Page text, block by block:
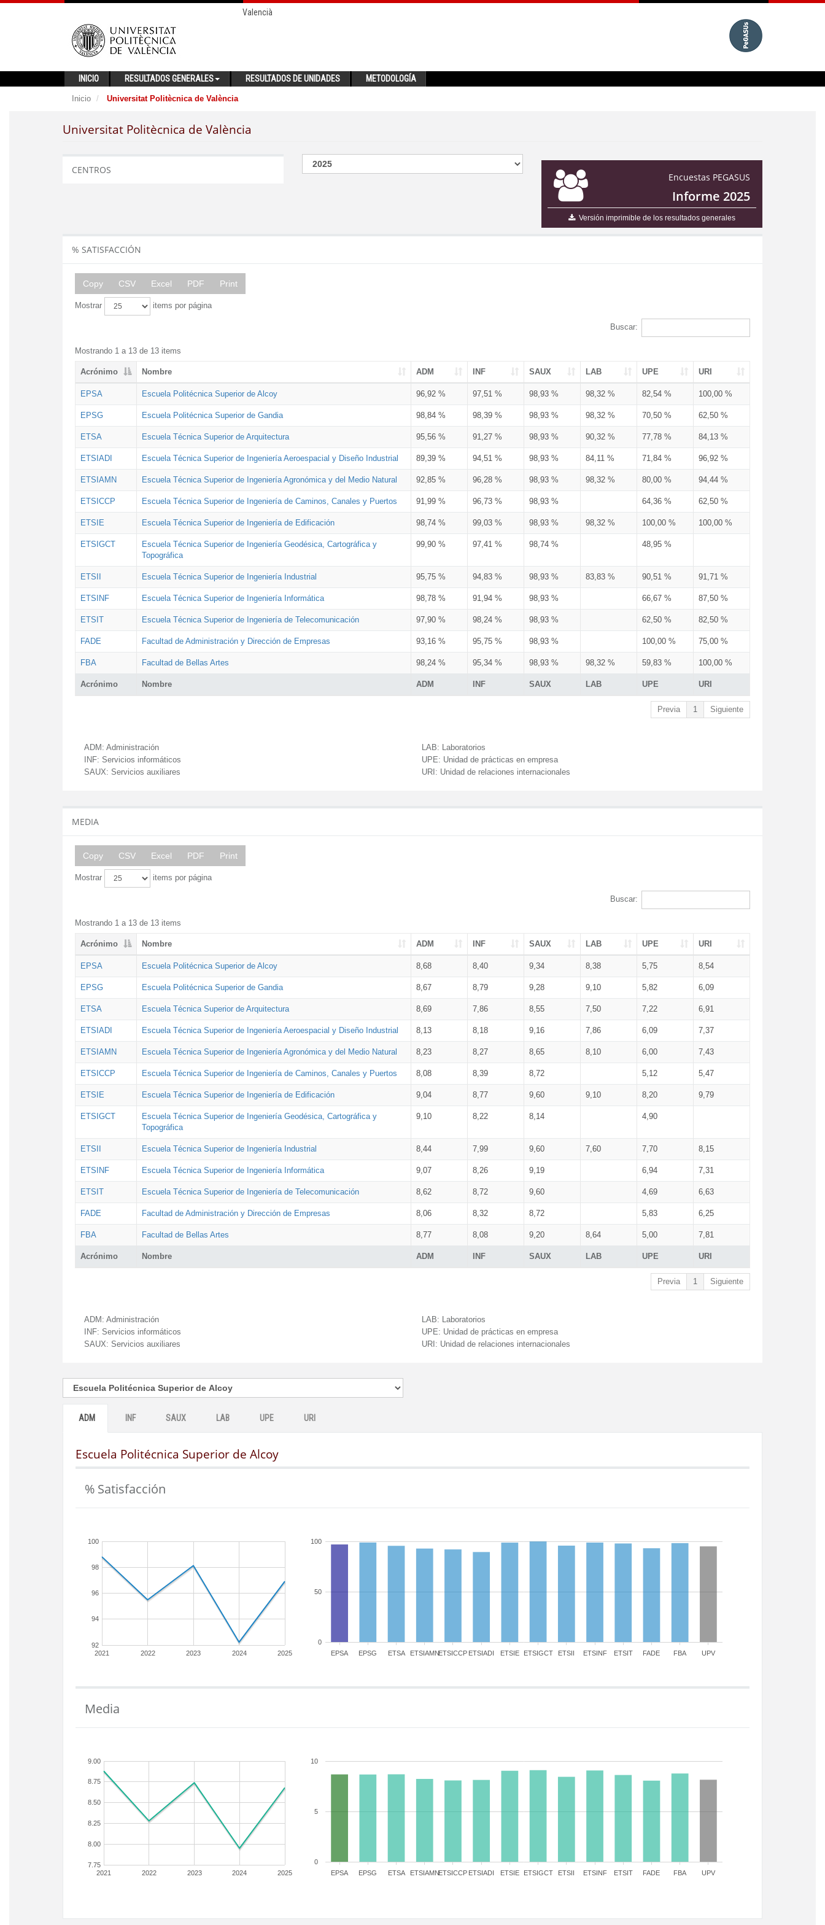
Valencià
INICIO RESULTADOS GENERALES RESULTADOS DE UNIDADES METODOLOGÍA
Inicio Universitat Politècnica de València
Universitat Politècnica de València
Encuestas PEGASUS
Informe 2025
Versión imprimible de los resultados generales
CENTROS
% SATISFACCIÓN
Copy CSV Excel PDF Print
Mostrar items por página
Buscar:
Mostrando 1 a 13 de 13 items
Acrónimo Nombre ADM INF SAUX LAB UPE URI
Acrónimo Nombre ADM INF SAUX LAB UPE URI
EPSA Escuela Politécnica Superior de Alcoy 96,92 % 97,51 % 98,93 % 98,32 % 82,54 % 100,00 %
EPSG Escuela Politécnica Superior de Gandia 98,84 % 98,39 % 98,93 % 98,32 % 70,50 % 62,50 %
ETSA Escuela Técnica Superior de Arquitectura 95,56 % 91,27 % 98,93 % 90,32 % 77,78 % 84,13 %
ETSIADI Escuela Técnica Superior de Ingeniería Aeroespacial y Diseño Industrial 89,39 % 94,51 % 98,93 % 84,11 % 71,84 % 96,92 %
ETSIAMN Escuela Técnica Superior de Ingeniería Agronómica y del Medio Natural 92,85 % 96,28 % 98,93 % 98,32 % 80,00 % 94,44 %
ETSICCP Escuela Técnica Superior de Ingeniería de Caminos, Canales y Puertos 91,99 % 96,73 % 98,93 % 64,36 % 62,50 %
ETSIE Escuela Técnica Superior de Ingeniería de Edificación 98,74 % 99,03 % 98,93 % 98,32 % 100,00 % 100,00 %
ETSIGCT
Escuela Técnica Superior de Ingeniería Geodésica, Cartográfica y
Topográfica
99,90 % 97,41 % 98,74 % 48,95 %
ETSII Escuela Técnica Superior de Ingeniería Industrial 95,75 % 94,83 % 98,93 % 83,83 % 90,51 % 91,71 %
ETSINF Escuela Técnica Superior de Ingeniería Informática 98,78 % 91,94 % 98,93 % 66,67 % 87,50 %
ETSIT Escuela Técnica Superior de Ingeniería de Telecomunicación 97,90 % 98,24 % 98,93 % 62,50 % 82,50 %
FADE Facultad de Administración y Dirección de Empresas 93,16 % 95,75 % 98,93 % 100,00 % 75,00 %
FBA Facultad de Bellas Artes 98,24 % 95,34 % 98,93 % 98,32 % 59,83 % 100,00 %
Previa 1 Siguiente
ADM: Administración
INF: Servicios informáticos
SAUX: Servicios auxiliares
LAB: Laboratorios
UPE: Unidad de prácticas en empresa
URI: Unidad de relaciones internacionales
MEDIA
Copy CSV Excel PDF Print
Mostrar items por página
Buscar:
Mostrando 1 a 13 de 13 items
Acrónimo Nombre ADM INF SAUX LAB UPE URI
Acrónimo Nombre ADM INF SAUX LAB UPE URI
EPSA Escuela Politécnica Superior de Alcoy 8,68 8,40 9,34 8,38 5,75 8,54
EPSG Escuela Politécnica Superior de Gandia 8,67 8,79 9,28 9,10 5,82 6,09
ETSA Escuela Técnica Superior de Arquitectura 8,69 7,86 8,55 7,50 7,22 6,91
ETSIADI Escuela Técnica Superior de Ingeniería Aeroespacial y Diseño Industrial 8,13 8,18 9,16 7,86 6,09 7,37
ETSIAMN Escuela Técnica Superior de Ingeniería Agronómica y del Medio Natural 8,23 8,27 8,65 8,10 6,00 7,43
ETSICCP Escuela Técnica Superior de Ingeniería de Caminos, Canales y Puertos 8,08 8,39 8,72 5,12 5,47
ETSIE Escuela Técnica Superior de Ingeniería de Edificación 9,04 8,77 9,60 9,10 8,20 9,79
ETSIGCT
Escuela Técnica Superior de Ingeniería Geodésica, Cartográfica y
Topográfica
9,10 8,22 8,14 4,90
ETSII Escuela Técnica Superior de Ingeniería Industrial 8,44 7,99 9,60 7,60 7,70 8,15
ETSINF Escuela Técnica Superior de Ingeniería Informática 9,07 8,26 9,19 6,94 7,31
ETSIT Escuela Técnica Superior de Ingeniería de Telecomunicación 8,62 8,72 9,60 4,69 6,63
FADE Facultad de Administración y Dirección de Empresas 8,06 8,32 8,72 5,83 6,25
FBA Facultad de Bellas Artes 8,77 8,08 9,20 8,64 5,00 7,81
Previa 1 Siguiente
ADM: Administración
INF: Servicios informáticos
SAUX: Servicios auxiliares
LAB: Laboratorios
UPE: Unidad de prácticas en empresa
URI: Unidad de relaciones internacionales
ADM INF SAUX LAB UPE URI
Escuela Politécnica Superior de Alcoy
% Satisfacción
2021 2022 2023 2024 2025
92
94
96
98
100
EPSA EPSG ETSA ETSIAMNETSICCP ETSIADI ETSIE ETSIGCT ETSII ETSINF ETSIT FADE FBA UPV
0
50
100
Media
2021 2022 2023 2024 2025
7.75
8.00
8.25
8.50
8.75
9.00
EPSA EPSG ETSA ETSIAMNETSICCP ETSIADI ETSIE ETSIGCT ETSII ETSINF ETSIT FADE FBA UPV
0
5
10